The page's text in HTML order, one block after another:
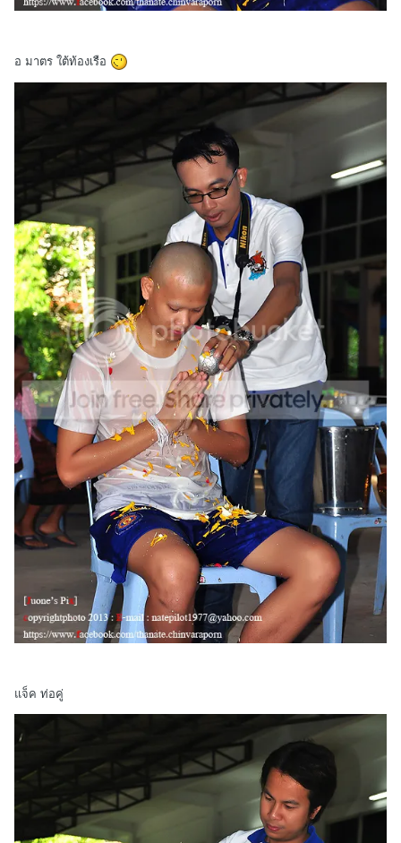
อ มาตร ใต้ท้องเรือ
แจ็ค ท่อคู่